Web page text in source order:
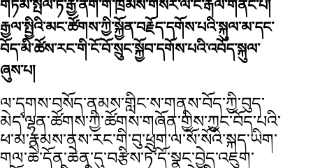
གཏམ་སྤེལ་ཏེ་རྒྱ་ནག་གི་ཁྲིམས་གསར་ལ་ངོ་རྒོལ་གནང་པ།
རྒྱལ་སྤྱིའི་མང་ཚོགས་ཀྱི་སྐྱོན་བརྗོད་དགོས་པའི་སྐུལ་མ་དང་
བོད་མི་ཚོས་རང་གི་ངོ་བོ་སྲུང་སྐྱོབ་དགོས་པའི་འབོད་སྐུལ་
ཞུས་པ།
ལ་དྭགས་བསོད་ནམས་གླིང་ས་གནས་བོད་ཀྱི་བུད་
མེད་ལྷན་ཚོགས་ཀྱི་ཚོགས་གཞོན་གྱིས་ཀྱང་བོད་པའི་
ཕ་མ་རྣམས་ནས་རང་གི་བུ་ཕྲུག་ལ་སོ་སོའི་སྐད་ཡིག་
གལ་ཆེ་དོན་ཆེན་དུ་བརྩིས་ཏེ་དོ་སྣང་བྱེད་འཇུག་